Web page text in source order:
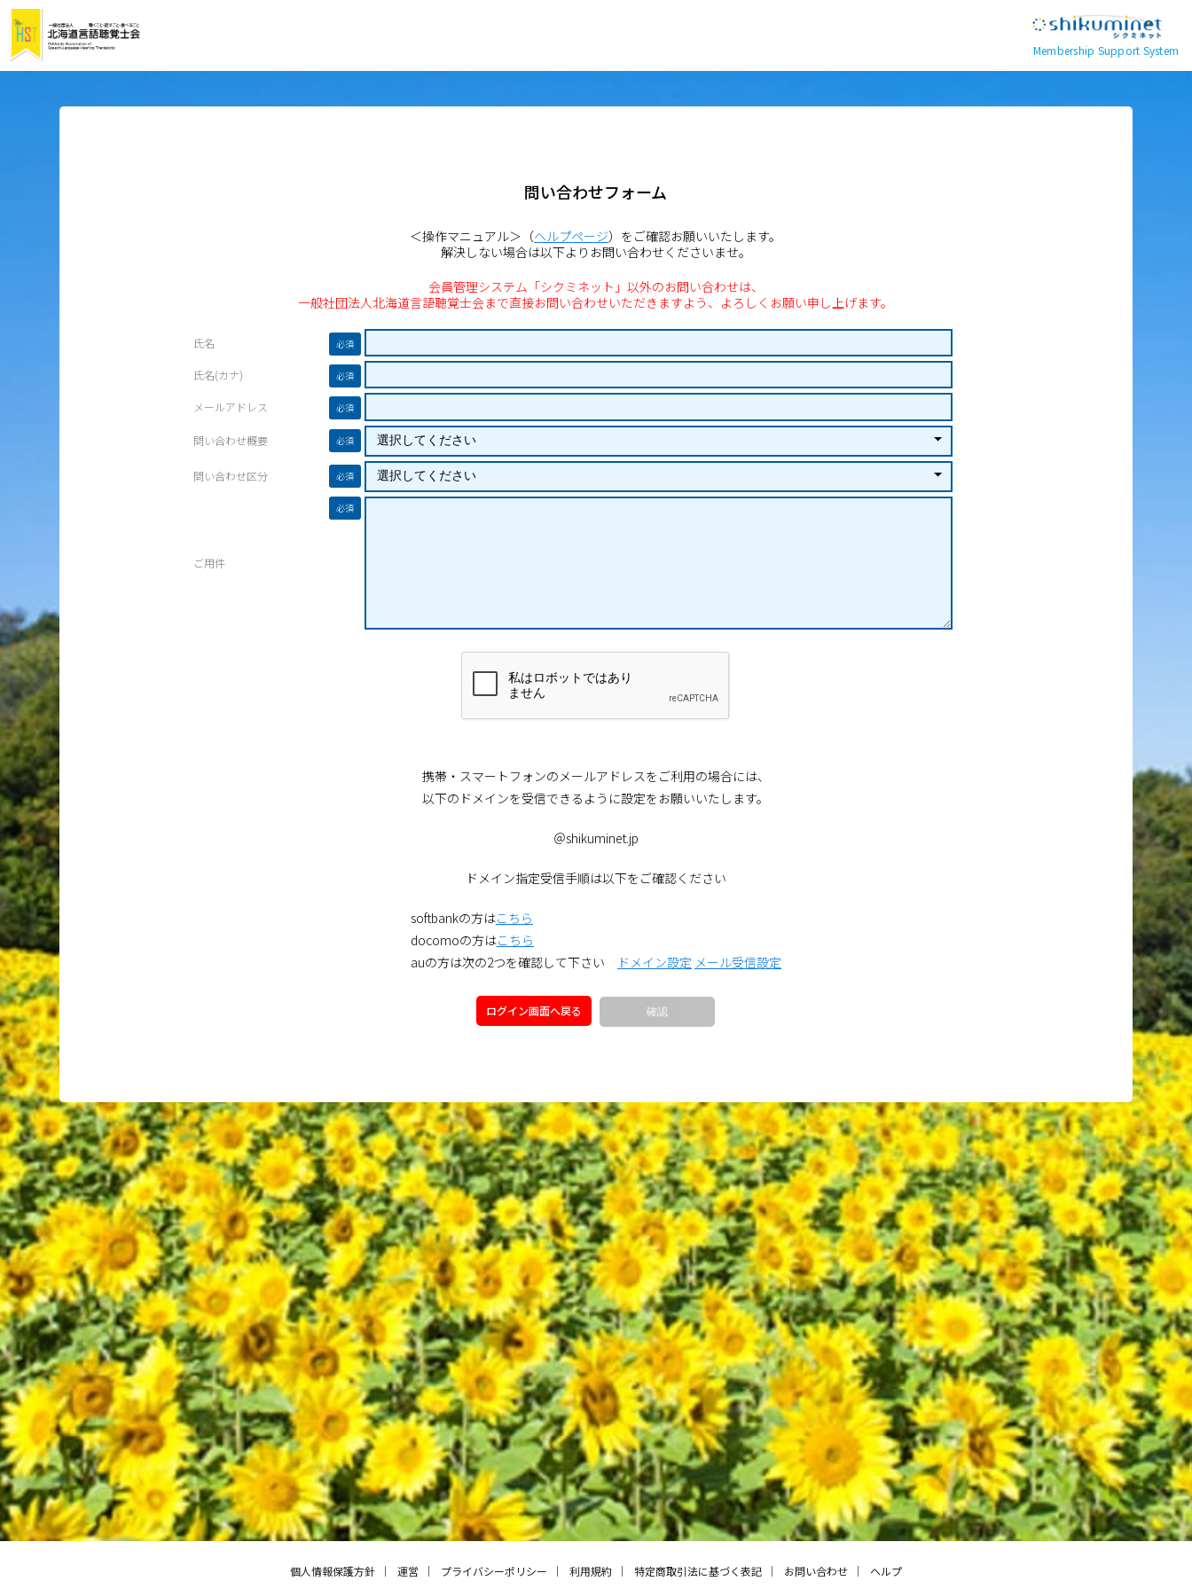
Membership Support System
問い合わせフォーム
＜操作マニュアル＞（ヘルプページ）をご確認お願いいたします。
解決しない場合は以下よりお問い合わせくださいませ。
会員管理システム「シクミネット」以外のお問い合わせは、
一般社団法人北海道言語聴覚士会まで直接お問い合わせいただきますよう、よろしくお願い申し上げます。
氏名 必須
氏名(カナ) 必須
メールアドレス 必須
問い合わせ概要 必須
問い合わせ区分 必須
ご用件
必須
携帯・スマートフォンのメールアドレスをご利用の場合には、
以下のドメインを受信できるように設定をお願いいたします。
＠shikuminet.jp
ドメイン指定受信手順は以下をご確認ください
softbankの方はこちら
docomoの方はこちら
auの方は次の2つを確認して下さい
ドメイン設定 メール受信設定
ログイン画面へ戻る 確認
個人情報保護方針 運営 プライバシーポリシー 利用規約 特定商取引法に基づく表記 お問い合わせ ヘルプ